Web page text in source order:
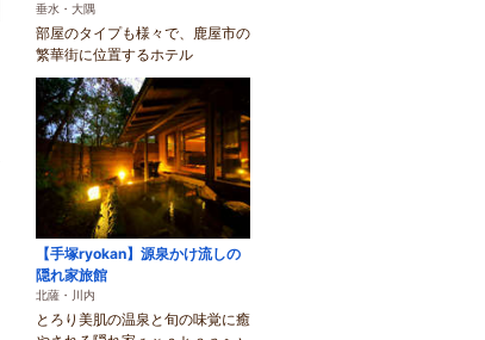
垂水・大隅
部屋のタイプも様々で、鹿屋市の
繁華街に位置するホテル
【手塚ryokan】源泉かけ流しの
隠れ家旅館
北薩・川内
とろり美肌の温泉と旬の味覚に癒